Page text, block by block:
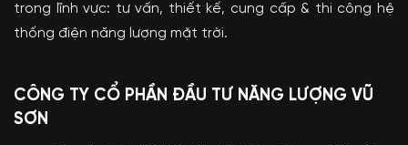
trong lĩnh vực: tư vấn, thiết kế, cung cấp & thi công hệ
thống điện năng lượng mặt trời.
CÔNG TY CỔ PHẦN ĐẦU TƯ NĂNG LƯỢNG VŨ
SƠN